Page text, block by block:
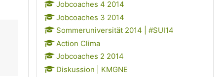
Jobcoaches 4 2014
Jobcoaches 3 2014
Sommeruniversität 2014 | #SUI14
Action Clima
Jobcoaches 2 2014
Diskussion | KMGNE